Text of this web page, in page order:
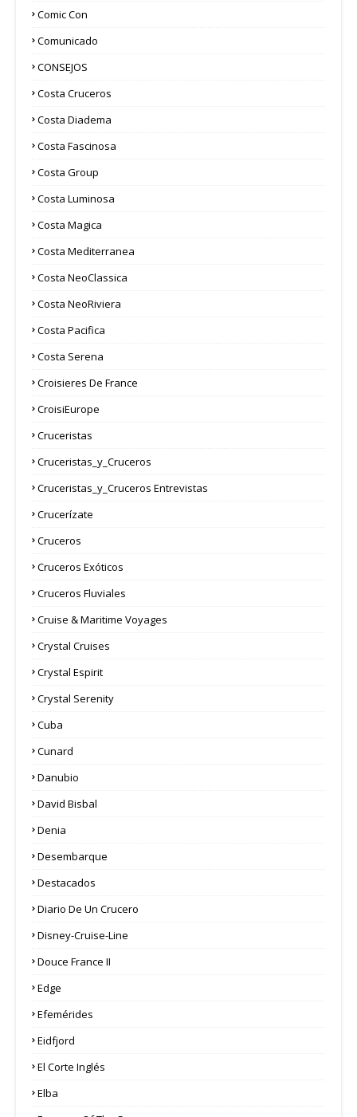
Comic Con
Comunicado
CONSEJOS
Costa Cruceros
Costa Diadema
Costa Fascinosa
Costa Group
Costa Luminosa
Costa Magica
Costa Mediterranea
Costa NeoClassica
Costa NeoRiviera
Costa Pacifica
Costa Serena
Croisieres De France
CroisiEurope
Cruceristas
Cruceristas_y_Cruceros
Cruceristas_y_Cruceros Entrevistas
Crucerízate
Cruceros
Cruceros Exóticos
Cruceros Fluviales
Cruise & Maritime Voyages
Crystal Cruises
Crystal Espirit
Crystal Serenity
Cuba
Cunard
Danubio
David Bisbal
Denia
Desembarque
Destacados
Diario De Un Crucero
Disney-Cruise-Line
Douce France II
Edge
Efemérides
Eidfjord
El Corte Inglés
Elba